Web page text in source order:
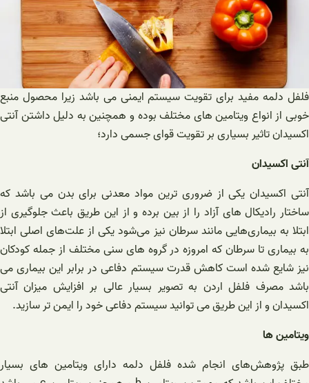
فلفل دلمه مفید برای تقویت سیستم ایمنی می باشد زیرا محصول منبع
خوبی از انواع ویتامین های مختلف بوده و همچنین به دلیل داشتن آنتی
اکسیدان تاثیر بسیاری بر تقویت قوای جسمی دارد؛
آنتی اکسیدان
آنتی اکسیدان یکی از ضروری ترین مواد معدنی برای بدن می باشد که
ساختار رادیکال های آزاد را از بین برده و از این طریق باعث جلوگیری از
ابتلا به بیماری‌هایی مانند سرطان نیز می‌شود یکی از علت‌های اصلی ابتلا
به بیماری تا سرطان که امروزه در گروه های سنی مختلف از جمله کودکان
نیز شایع شده است کاهش قدرت سیستم دفاعی در برابر این بیماری می
باشد مصرف فلفل اردن به تصویر بسیار عالی بر افزایش میزان آنتی
اکسیدان و از این طریق می توانید سیستم دفاعی خود را ایمن تر سازید.
ویتامین ها
طبق پژوهش‌های انجام شده فلفل دلمه دارای ویتامین های بسیار